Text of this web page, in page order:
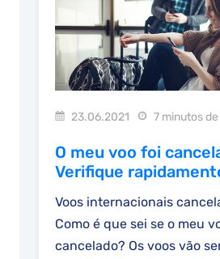
23.06.2021 7 minutos
O meu voo foi
Verifique
Voos internacionais
Como é que sei se o meu
cancelado? Os voos vão